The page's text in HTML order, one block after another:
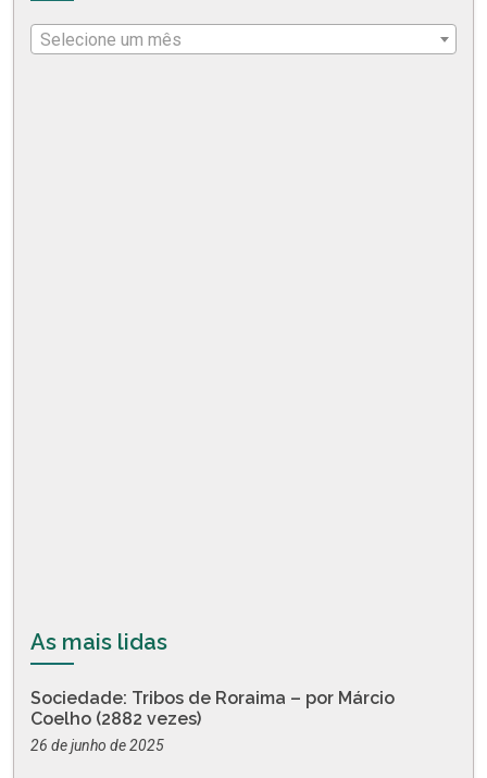
Selecione um mês
As mais lidas
Sociedade: Tribos de Roraima – por Márcio
Coelho (2882 vezes)
26 de junho de 2025